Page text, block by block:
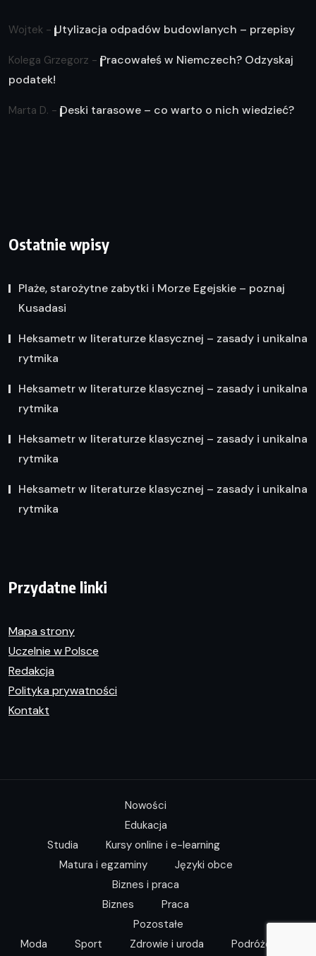
Wojtek - Utylizacja odpadów budowlanych – przepisy
Kolega Grzegorz - Pracowałeś w Niemczech? Odzyskaj
podatek!
Marta D. - Deski tarasowe – co warto o nich wiedzieć?
Ostatnie wpisy
Plaże, starożytne zabytki i Morze Egejskie – poznaj
Kusadasi
Heksametr w literaturze klasycznej – zasady i unikalna
rytmika
Heksametr w literaturze klasycznej – zasady i unikalna
rytmika
Heksametr w literaturze klasycznej – zasady i unikalna
rytmika
Heksametr w literaturze klasycznej – zasady i unikalna
rytmika
Przydatne linki
Mapa strony
Uczelnie w Polsce
Redakcja
Polityka prywatności
Kontakt
Nowości
Edukacja
Studia
Kursy online i e-learning
Matura i egzaminy
Języki obce
Biznes i praca
Biznes
Praca
Pozostałe
Moda
Sport Zdrowie i uroda Podróże